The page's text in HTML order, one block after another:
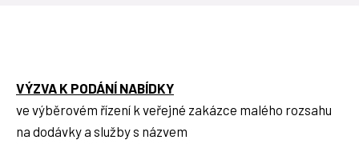
VÝZVA K PODÁNÍ NABÍDKY
ve výběrovém řízení k veřejné zakázce malého rozsahu
na dodávky a služby s názvem